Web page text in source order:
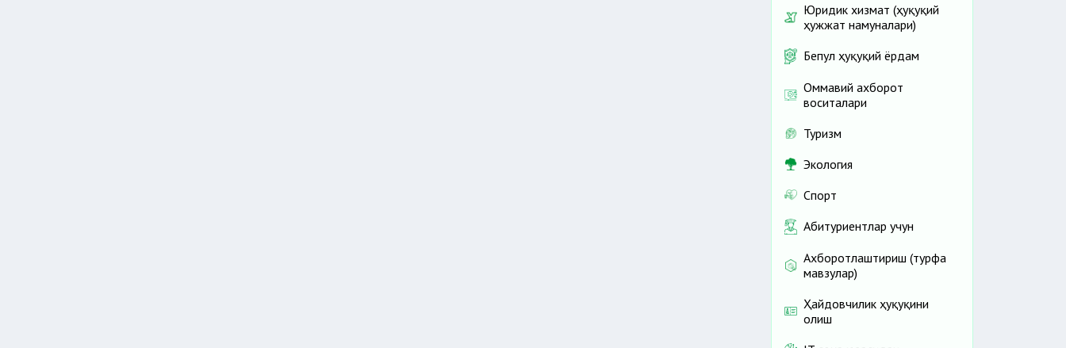
Юридик хизмат (ҳуқуқий
ҳужжат намуналари)
Бепул ҳуқуқий ёрдам
Оммавий ахборот
воситалари
Туризм
Экология
Спорт
Абитуриентлар учун
Ахборотлаштириш (турфа
мавзулар)
Ҳайдовчилик ҳуқуқини
олиш